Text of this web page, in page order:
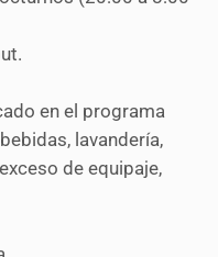
en el programa
lavandería,
de equipaje,